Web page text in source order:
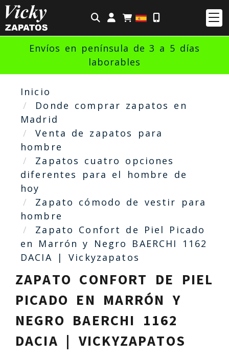
Identifícate
Envíos en península de 3 a 5 días
laborables
Inicio
Donde comprar zapatos en
Madrid
Venta de zapatos para
hombre
Zapatos cuatro opciones
diferentes para el hombre de
hoy
Zapato cómodo de vestir para
hombre
Zapato Confort de Piel Picado
en Marrón y Negro BAERCHI 1162
DACIA | Vickyzapatos
ZAPATO CONFORT DE PIEL
PICADO EN MARRÓN Y
NEGRO BAERCHI 1162
DACIA | VICKYZAPATOS